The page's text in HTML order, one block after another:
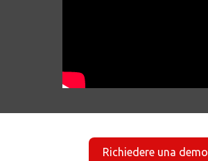
Richiedere una demo